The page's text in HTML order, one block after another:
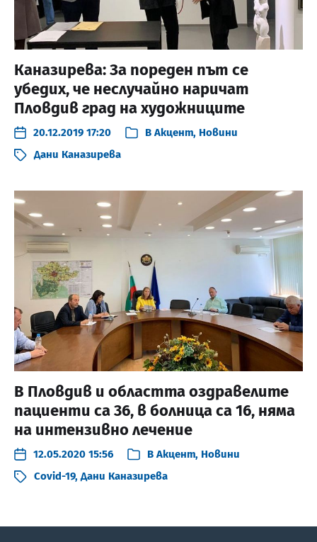
Каназирева: За пореден път се
убедих, че неслучайно наричат
Пловдив град на художниците
20.12.2019 17:20 В Акцент, Новини
Дани Каназирева
В Пловдив и областта оздравелите
пациенти са 36, в болница са 16, няма
на интензивно лечение
12.05.2020 15:56 В Акцент, Новини
Covid-19,Дани Каназирева